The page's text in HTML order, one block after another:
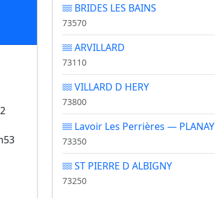
BRIDES LES BAINS
73570
ARVILLARD
73110
VILLARD D HERY
73800
Lavoir Les Perrières — PLANAY
73350
ST PIERRE D ALBIGNY
73250